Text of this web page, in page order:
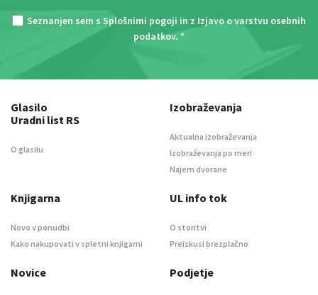
Seznanjen sem s Splošnimi pogoji in z Izjavo o varstvu osebnih
podatkov. *
Glasilo
Uradni list RS
O glasilu
Izobraževanja
Aktualna izobraževanja
Izobraževanja po meri
Najem dvorane
Knjigarna
Novo v ponudbi
Kako nakupovati v spletni knjigarni
UL info tok
O storitvi
Preizkusi brezplačno
Novice Podjetje